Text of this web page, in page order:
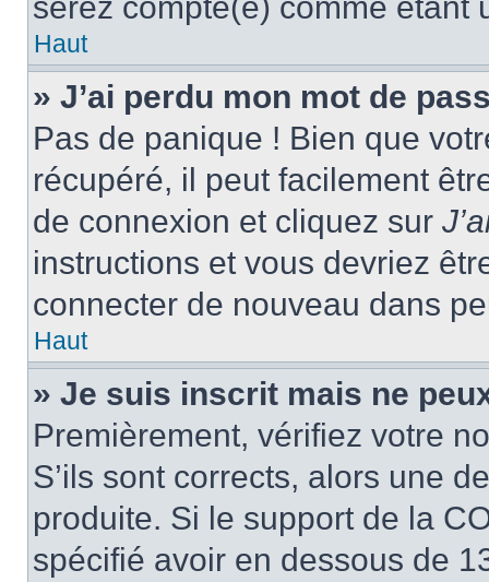
Haut
» J’ai perdu mon mot de
Pas de panique ! Bien que
récupéré, il peut facilement
de connexion et cliquez sur
instructions et vous devriez
connecter de nouveau dans
Haut
» Je suis inscrit mais ne
Premièrement, vérifiez votre
S’ils sont corrects, alors une
produite. Si le support de la
spécifié avoir en dessous de